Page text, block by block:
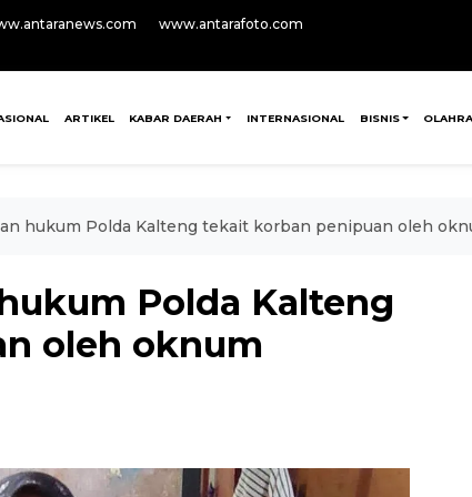
www.antarafoto.com
ARTIKEL KABAR DAERAH INTERNASIONAL BISNIS
hukum Polda Kalteng tekait korban penipuan oleh
Polda Kalteng
oleh oknum